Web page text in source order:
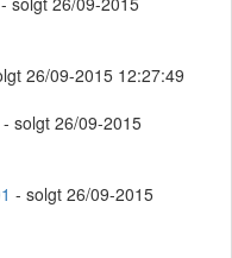
26/09-2015 12:27:49
- solgt 26/09-2015
- solgt 26/09-2015